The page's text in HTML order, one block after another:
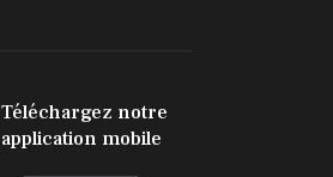
Téléchargez notre
application mobile